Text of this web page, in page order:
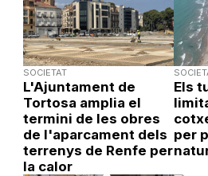
SOCIETAT
L'Ajuntament de
Tortosa amplia el
termini de les obres
de l'aparcament dels
terrenys de Renfe per
la calor
Els
per